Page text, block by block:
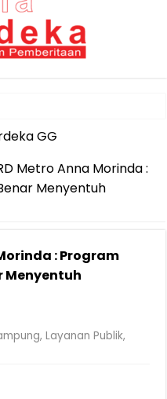
Ahli Waris Korban
Sekolah Lansia di
Inflasi, Jadi Provinsi
Rumah Layak Huni
Jasa Raharja Tinjau Korban
Tinjau Penanganan
Kebakaran KM Mutiara
Cetak SDM Adaptif
Metro Anna Morinda :
Menyentuh
: Program
Menyentuh
,Layanan Publik,